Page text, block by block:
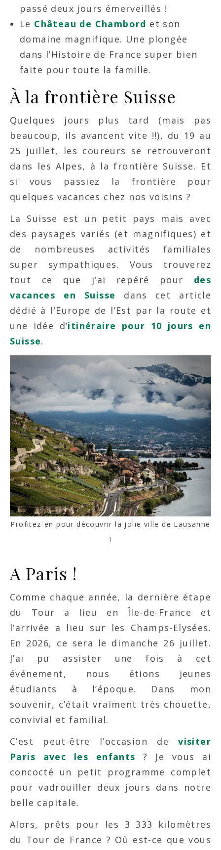
passé deux jours émerveillés !
Le Château de Chambord et son
domaine magnifique. Une plongée
dans l’Histoire de France super bien
faite pour toute la famille.
À la frontière Suisse
Quelques jours plus tard (mais pas
beaucoup, ils avancent vite !!), du 19 au
25 juillet, les coureurs se retrouveront
dans les Alpes, à la frontière Suisse. Et
si vous passiez la frontière pour
quelques vacances chez nos voisins ?
La Suisse est un petit pays mais avec
des paysages variés (et magnifiques) et
de nombreuses activités familiales
super sympathiques. Vous trouverez
tout ce que j’ai repéré pour des
vacances en Suisse
dans cet article
dédié à l’Europe de l’Est par la route et
une idée d’itinéraire pour 10 jours en
Suisse.
Profitez-en pour découvrir la jolie ville de Lausanne
!
A Paris !
Comme chaque année, la dernière étape
du Tour a lieu en Île-de-France et
l’arrivée a lieu sur les Champs-Elysées.
En 2026, ce sera le dimanche 26 juillet.
J’ai pu assister une fois à cet
événement, nous étions jeunes
étudiants à l’époque. Dans mon
souvenir, c’était vraiment très chouette,
convivial et familial.
C’est peut-être l’occasion devisiter
Paris avec les enfants ? Je vous ai
concocté un petit programme complet
pour vadrouiller deux jours dans notre
belle capitale.
Alors, prêts pour les 3 333 kilomètres
du Tour de France ? Où est-ce que vous